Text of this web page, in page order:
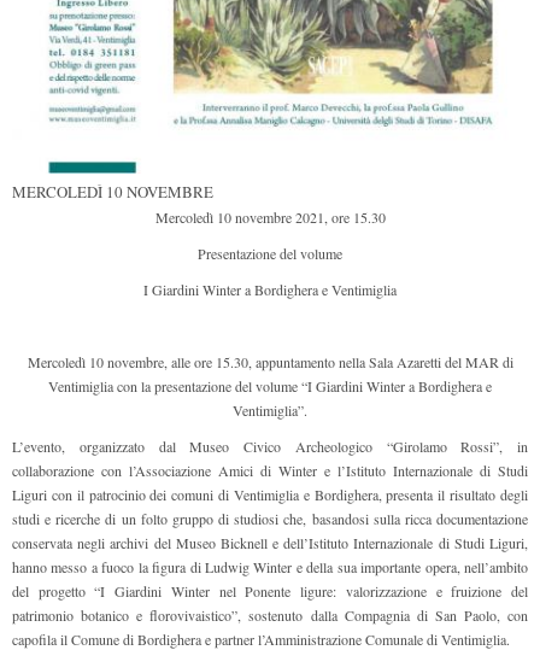
MERCOLEDÌ 10 NOVEMBRE
Mercoledì 10 novembre 2021, ore 15.30
Presentazione del volume
I Giardini Winter a Bordighera e Ventimiglia
Mercoledì 10 novembre, alle ore 15.30, appuntamento nella Sala Azaretti del MAR di
Ventimiglia con la presentazione del volume “I Giardini Winter a Bordighera e
Ventimiglia”.
L’evento, organizzato dal Museo Civico Archeologico “Girolamo Rossi”, in
collaborazione con l’Associazione Amici di Winter e l’Istituto Internazionale di Studi
Liguri con il patrocinio dei comuni di Ventimiglia e Bordighera, presenta il risultato degli
studi e ricerche di un folto gruppo di studiosi che, basandosi sulla ricca documentazione
conservata negli archivi del Museo Bicknell e dell’Istituto Internazionale di Studi Liguri,
hanno messo a fuoco la figura di Ludwig Winter e della sua importante opera, nell’ambito
del progetto “I Giardini Winter nel Ponente ligure: valorizzazione e fruizione del
patrimonio botanico e florovivaistico”, sostenuto dalla Compagnia di San Paolo, con
capofila il Comune di Bordighera e partner l’Amministrazione Comunale di Ventimiglia.